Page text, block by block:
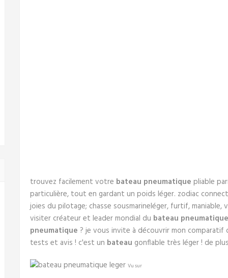
trouvez facilement votre bateau pneumatique pliable
particulière, tout en gardant un poids léger. zodiac
joies du pilotage; chasse sousmarineléger, furtif,
visiter créateur et leader mondial du bateau pneumatique
pneumatique ? je vous invite à découvrir mon comparatif
tests et avis ! c'est un bateau gonflable très léger ! de
Vu sur